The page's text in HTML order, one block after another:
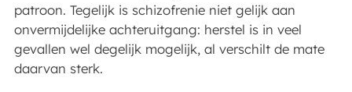
patroon. Tegelijk is schizofrenie niet gelijk aan
onvermijdelijke achteruitgang: herstel is in veel
gevallen wel degelijk mogelijk, al verschilt de mate
daarvan sterk.